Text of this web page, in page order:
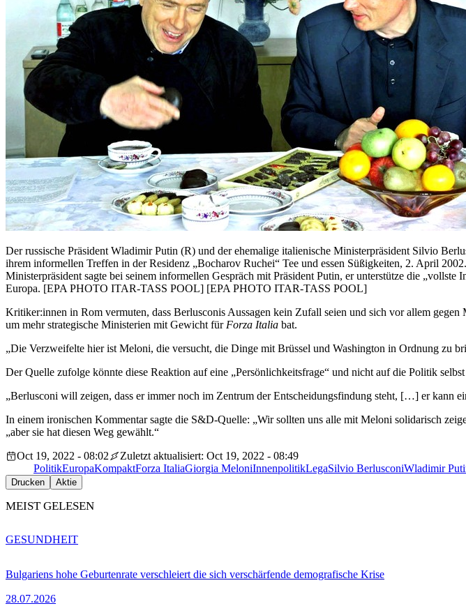
Der russische Präsident Wladimir Putin (R) und der ehemalige italienische Ministerpräsident Silvio
ihrem informellen Treffen in der Residenz „Bocharov Ruchei“ Tee und essen Süßigkeiten, 2. April
Ministerpräsident sagte bei seinem informellen Gespräch mit Präsident Putin, er unterstütze die „vollste
Europa. [EPA PHOTO ITAR-TASS POOL] [EPA PHOTO ITAR-TASS POOL]
Kritiker:innen in Rom vermuten, dass Berlusconis Aussagen kein Zufall seien und sich vor allem
um mehr strategische Ministerien mit Gewicht für Forza Italia bat.
„Die Verzweifelte hier ist Meloni, die versucht, die Dinge mit Brüssel und Washington in Ordnung zu
Der Quelle zufolge könnte diese Reaktion auf eine „Persönlichkeitsfrage“ und nicht auf die Politik
„Berlusconi will zeigen, dass er immer noch im Zentrum der Entscheidungsfindung steht, […] er kann
In einem ironischen Kommentar sagte die S&D-Quelle: „Wir sollten uns alle mit Meloni solidarisch
„aber sie hat diesen Weg gewählt.“
Oct 19, 2022 - 08:02
Zuletzt aktualisiert: Oct 19, 2022 - 08:49
PolitikEuropaKompaktForza ItaliaGiorgia MeloniInnenpolitikLegaSilvio BerlusconiWladimir
Drucken Aktie
MEIST GELESEN
Bulgariens hohe Geburtenrate verschleiert die sich verschärfende demografische Krise
28.07.2026
GESUNDHEIT